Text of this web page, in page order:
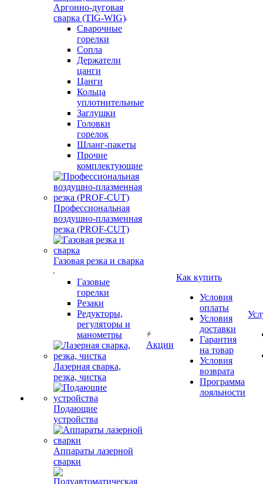
Аргонно-дуговая
сварка (TIG-WIG)
Сварочные
горелки
Сопла
Держатели
цанги
Цанги
Кольца
уплотнительные
Заглушки
Головки
горелок
Шланг-пакеты
Прочие
комплектующие
Профессиональная
воздушно-плазменная
резка (PROF-CUT)
Газовая резка и сварка
Газовые
горелки
Резаки
Редукторы,
регуляторы и
манометры
Лазерная сварка,
резка, чистка
Подающие
устройства
Аппараты лазерной
сварки
Акции
Как купить
Условия
оплаты
Условия
доставки
Гарантия
на товар
Условия
возврата
Программа
лояльности